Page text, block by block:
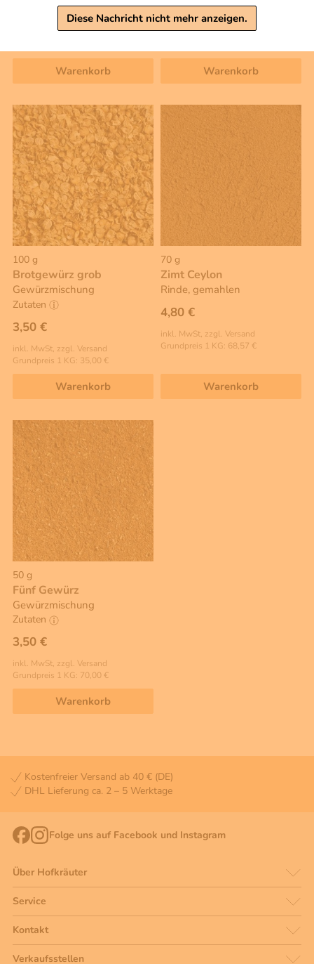
Diese Nachricht nicht mehr anzeigen.
inkl. MwSt, zzgl. Versand
Grundpreis 1 KG: 55,00 €
Warenkorb
3,90 €
inkl. MwSt, zzgl. Versand
Warenkorb
100 g
Brotgewürz grob
Gewürzmischung
Zutaten
3,50 €
inkl. MwSt, zzgl. Versand
Grundpreis 1 KG: 35,00 €
Warenkorb
70 g
Zimt Ceylon
Rinde, gemahlen
4,80 €
inkl. MwSt, zzgl. Versand
Grundpreis 1 KG: 68,57 €
Warenkorb
50 g
Fünf Gewürz
Gewürzmischung
Zutaten
3,50 €
inkl. MwSt, zzgl. Versand
Grundpreis 1 KG: 70,00 €
Warenkorb
Kostenfreier Versand ab 40 € (DE)
DHL Lieferung ca. 2 – 5 Werktage
Folge uns auf Facebook und Instagram
Über Hofkräuter
Service
Kontakt
Verkaufsstellen